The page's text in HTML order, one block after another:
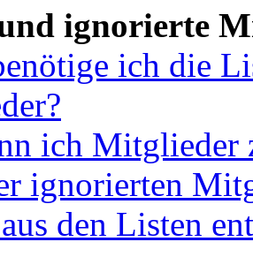
ignorierte
ich die
ich Mitglieder
ignorierten
den Listen